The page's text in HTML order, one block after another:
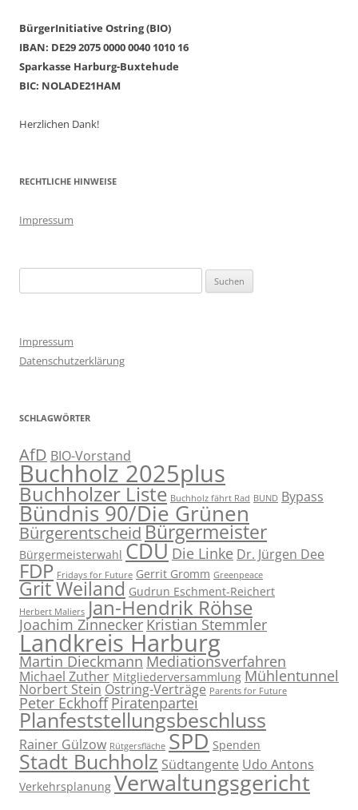
BürgerInitiative Ostring (BIO)
IBAN: DE29 2075 0000 0040 1010 16
Sparkasse Harburg-Buxtehude
BIC: NOLADE21HAM
Herzlichen Dank!
RECHTLICHE HINWEISE
Impressum
nach:
Impressum
Datenschutzerklärung
SCHLAGWÖRTER
AfD BIO-Vorstand
Buchholz 2025plus
Buchholzer Liste Buchholz fährt Rad BUND Bypass
Bündnis 90/Die Grünen
BürgerentscheidBürgermeister
Bürgermeisterwahl CDU Die Linke Dr. Jürgen Dee
FDP Fridays for Future Gerrit Gromm Greenpeace
Grit Weiland Gudrun Eschment-Reichert
Herbert Maliers Jan-Hendrik Röhse
Joachim ZinneckerKristian Stemmler
Landkreis Harburg
Martin DieckmannMediationsverfahren
Michael Zuther Mitgliederversammlung Mühlentunnel
Norbert Stein Ostring-Verträge Parents for Future
Peter Eckhoff Piratenpartei
Planfeststellungsbeschluss
Rainer Gülzow Rütgersfläche SPD Spenden
Stadt Buchholz Südtangente Udo Antons
Verkehrsplanung Verwaltungsgericht